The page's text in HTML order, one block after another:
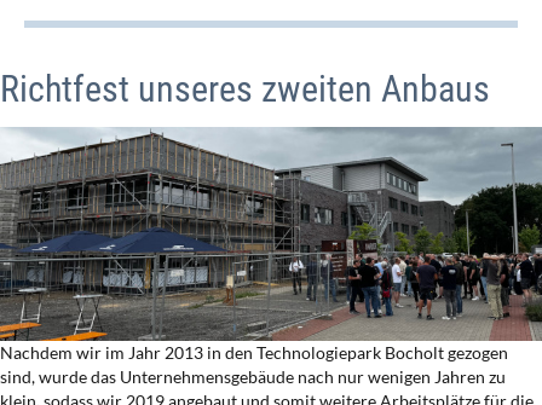
Richtfest unseres zweiten Anbaus
Nachdem wir im Jahr 2013 in den Technologiepark Bocholt gezogen
sind, wurde das Unternehmensgebäude nach nur wenigen Jahren zu
klein, sodass wir 2019 angebaut und somit weitere Arbeitsplätze für die